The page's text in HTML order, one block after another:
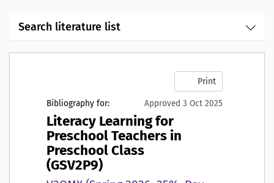
Search literature list
Print
Bibliography for: Approved 3 Oct 2025
Literacy Learning for
Preschool Teachers in
Preschool Class
(GSV2P9)